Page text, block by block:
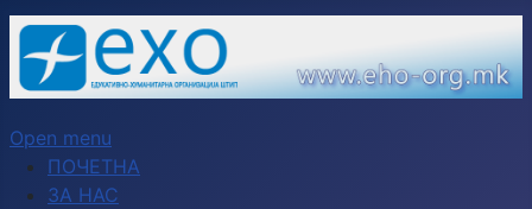
Open menu
ПОЧЕТНА
ЗА НАС